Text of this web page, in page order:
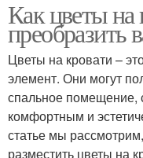
Как цветы на
преобразить
Цветы на кровати –
элемент. Они могут
спальное помещение,
комфортным и
статье мы
разместить цветы на